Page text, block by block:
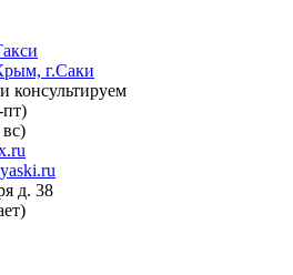
г.Саки
консультируем
пт)
д. 38